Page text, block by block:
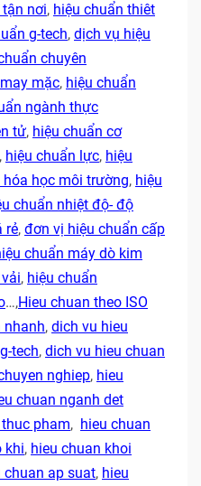
nơi, hiệu chuẩn thiêt
g-tech, dịch vụ hiệu
chuyên
mặc, hiệu chuẩn
ngành thực
tử, hiệu chuẩn cơ
, hiệu chuẩn lực, hiệu
hóa học môi trường, hiệu
chuẩn nhiệt độ- độ
rẻ, đơn vị hiệu chuẩn cấp
chuẩn máy dò kim
, hiệu chuẩn
…,Hieu chuan theo ISO
nhanh, dich vu hieu
tech, dich vu hieu chuan
nghiep, hieu
chuan nganh det
pham, hieu chuan
khi, hieu chuan khoi
chuan ap suat, hieu